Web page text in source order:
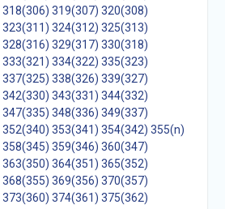
318(306) 319(307) 320(308)
323(311) 324(312) 325(313)
328(316) 329(317) 330(318)
333(321) 334(322) 335(323)
337(325) 338(326) 339(327)
342(330) 343(331) 344(332)
347(335) 348(336) 349(337)
352(340) 353(341) 354(342) 355(n)
358(345) 359(346) 360(347)
363(350) 364(351) 365(352)
368(355) 369(356) 370(357)
373(360) 374(361) 375(362)